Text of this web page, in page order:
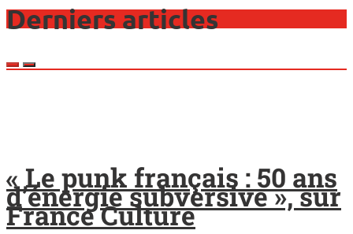
Derniers articles
« Le punk français : 50 ans
d’énergie subversive », sur
France Culture